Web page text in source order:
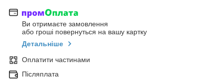
Ви отримаєте замовлення
або гроші повернуться на вашу картку
Детальніше
Оплатити частинами
Післяплата